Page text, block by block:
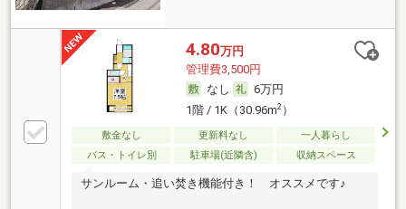
4.80万円
管理費3,500円
なし
6万円
1階 / 1K（30.96m2）
敷金なし 更新料なし
一人暮らし
バス・トイレ別
駐車場(近隣含) 収納スペース
サンルーム・追い焚き機能付き！ オススメです♪